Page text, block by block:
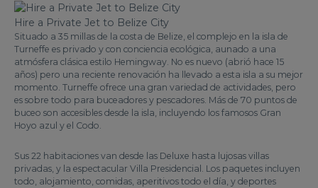
Hire a Private Jet to Belize City
Situado a 35 millas de la costa de Belize, el complejo en la isla de
Turneffe es privado y con conciencia ecológica, aunado a una
atmósfera clásica estilo Hemingway. No es nuevo (abrió hace 15
años) pero una reciente renovación ha llevado a esta isla a su mejor
momento. Turneffe ofrece una gran variedad de actividades, pero
es sobre todo para buceadores y pescadores. Más de 70 puntos de
buceo son accesibles desde la isla, incluyendo los famosos Gran
Hoyo azul y el Codo.
Sus 22 habitaciones van desde las Deluxe hasta lujosas villas
privadas, y la espectacular Villa Presidencial. Los paquetes incluyen
todo, alojamiento, comidas, aperitivos todo el día, y deportes